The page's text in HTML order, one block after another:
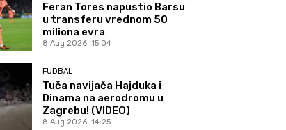
Feran Tores napustio Barsu
u transferu vrednom 50
miliona evra
8 Aug 2026. 15:04
FUDBAL
Tuča navijača Hajduka i
Dinama na aerodromu u
Zagrebu! (VIDEO)
8 Aug 2026. 14:25